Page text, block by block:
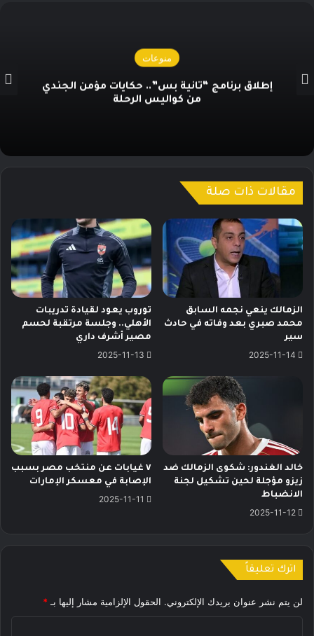
منوعات
إطلاق برنامج “ثانية بس”.. حكايات مؤمن الجندي
من كواليس الرحلة
مقالات ذات صلة
الزمالك ينعي نجمه السابق
محمد صبري بعد وفاته في حادث
سير
2025-11-14
توروب يعود لقيادة تدريبات
الأهلي.. وجلسة مرتقبة لحسم
مصير أشرف داري
2025-11-13
خالد الغندور: شكوى الزمالك ضد
زيزو مؤجلة لحين تشكيل لجنة
الانضباط
2025-11-12
٧ غيابات عن منتخب مصر بسبب
الإصابة في معسكر الإمارات
2025-11-11
اترك تعليقاً
لن يتم نشر عنوان بريدك الإلكتروني. الحقول الإلزامية مشار إليها بـ *